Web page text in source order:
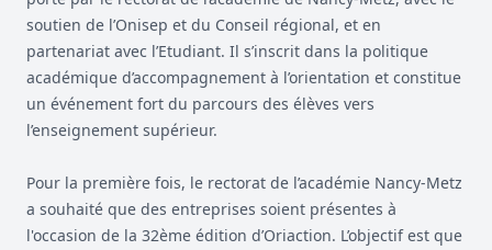
soutien de l’Onisep et du Conseil régional, et en
partenariat avec l’Etudiant. Il s’inscrit dans la politique
académique d’accompagnement à l’orientation et constitue
un événement fort du parcours des élèves vers
l’enseignement supérieur.
Pour la première fois, le rectorat de l’académie Nancy-Metz
a souhaité que des entreprises soient présentes à
l'occasion de la 32ème édition d’Oriaction. L’objectif est que